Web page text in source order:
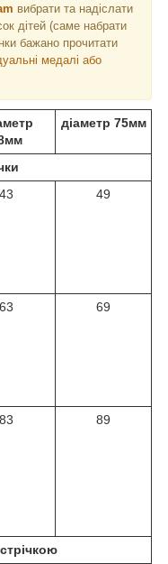
вибрати та надіслати
дітей (саме набрати
бажано прочитати
медалі або
діаметр 75мм
43 49
63 69
83 89